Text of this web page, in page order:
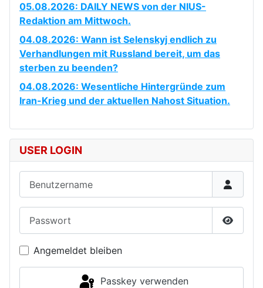
05.08.2026: DAILY NEWS von der NIUS-
Redaktion am Mittwoch.
04.08.2026: Wann ist Selenskyj endlich zu
Verhandlungen mit Russland bereit, um das
sterben zu beenden?
04.08.2026: Wesentliche Hintergründe zum
Iran-Krieg und der aktuellen Nahost Situation.
USER LOGIN
Angemeldet bleiben
Passkey verwenden